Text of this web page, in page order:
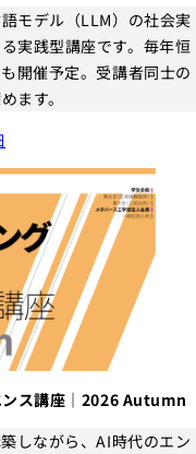
モデル（LLM）の社会実
実践型講座です。毎年恒
開催予定。受講者同士の
ます。
ス講座｜2026 Autumn
しながら、AI時代のエン